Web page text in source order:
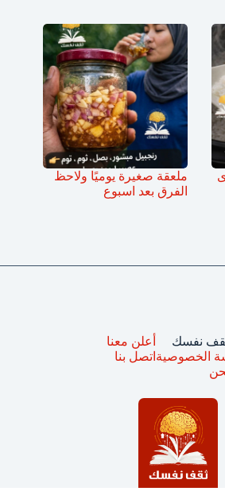
ملعقة صغيرة يوميًا ولاحظ
الفرق بعد اسبوع
نفسك
الخصوصية
أعلن معنا
اتصل بنا